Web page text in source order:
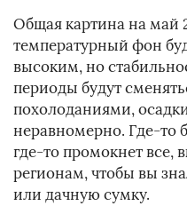
Общая картина на май
температурный фон
высоким, но
периоды будут
похолоданиями,
неравномерно. Где-то
где-то промокнет все,
регионам, чтобы вы
или дачную сумку.